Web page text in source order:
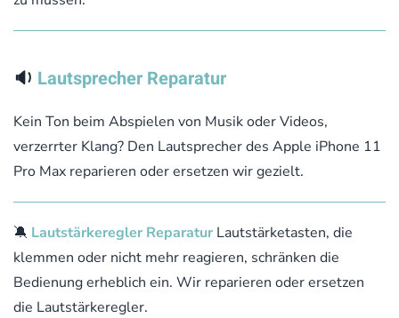
🔉 Lautsprecher Reparatur
Kein Ton beim Abspielen von Musik oder Videos,
verzerrter Klang? Den Lautsprecher des Apple iPhone 11
Pro Max reparieren oder ersetzen wir gezielt.
🔕 Lautstärkeregler Reparatur Lautstärketasten, die
klemmen oder nicht mehr reagieren, schränken die
Bedienung erheblich ein. Wir reparieren oder ersetzen
die Lautstärkeregler.